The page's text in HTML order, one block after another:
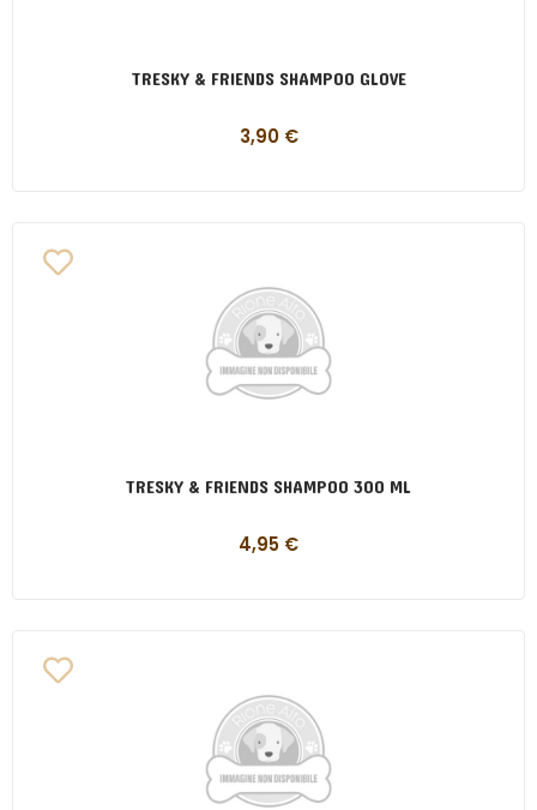
TRESKY & FRIENDS SHAMPOO GLOVE
3,90 €
TRESKY & FRIENDS SHAMPOO 300 ML
4,95 €